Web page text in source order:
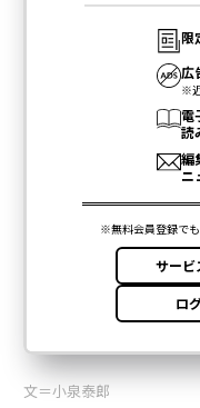
文＝小泉泰郎